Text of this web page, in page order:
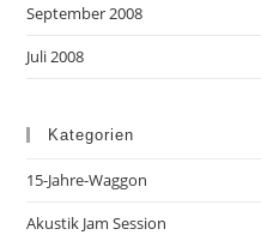
September 2008
Juli 2008
Kategorien
15-Jahre-Waggon
Akustik Jam Session